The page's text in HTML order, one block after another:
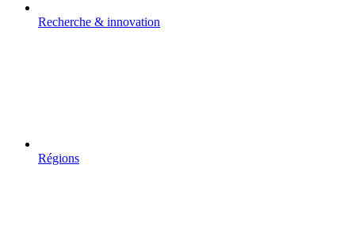
Recherche & innovation
Régions